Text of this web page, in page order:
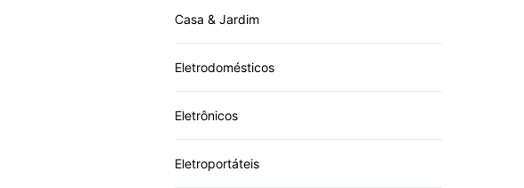
Casa & Jardim
Eletrodomésticos
Eletrônicos
Eletroportáteis